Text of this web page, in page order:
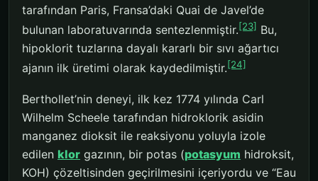
tarafından Paris, Fransa’daki Quai de Javel’de
bulunan laboratuvarında sentezlenmiştir.[23] Bu,
hipoklorit tuzlarına dayalı kararlı bir sıvı ağartıcı
ajanın ilk üretimi olarak kaydedilmiştir.[24]
Berthollet’nin deneyi, ilk kez 1774 yılında Carl
Wilhelm Scheele tarafından hidroklorik asidin
manganez dioksit ile reaksiyonu yoluyla izole
edilen klor gazının, bir potas (potasyum hidroksit,
KOH) çözeltisinden geçirilmesini içeriyordu ve “Eau